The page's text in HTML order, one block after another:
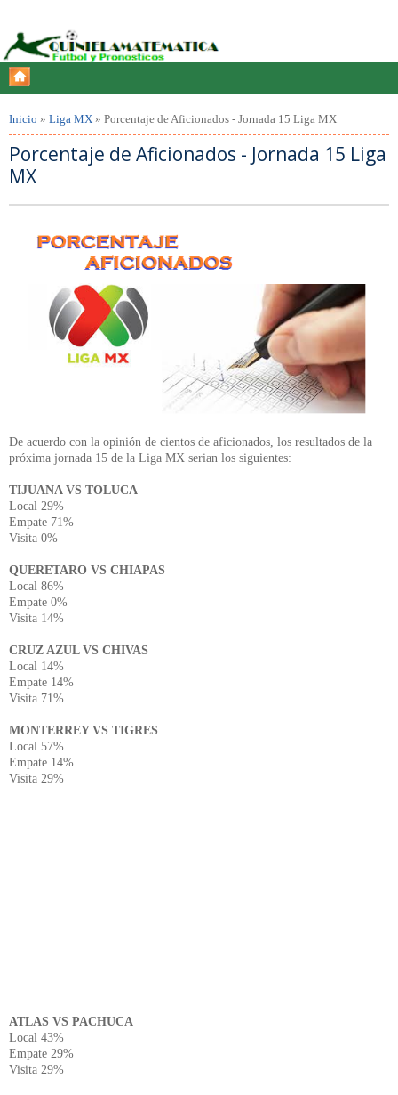
Inicio » Liga MX » Porcentaje de Aficionados - Jornada 15 Liga MX
Porcentaje de Aficionados - Jornada 15 Liga
MX
De acuerdo con la opinión de cientos de aficionados, los resultados de la
próxima jornada 15 de la Liga MX serian los siguientes:
TIJUANA VS TOLUCA
Local 29%
Empate 71%
Visita 0%
QUERETARO VS CHIAPAS
Local 86%
Empate 0%
Visita 14%
CRUZ AZUL VS CHIVAS
Local 14%
Empate 14%
Visita 71%
MONTERREY VS TIGRES
Local 57%
Empate 14%
Visita 29%
ATLAS VS PACHUCA
Local 43%
Empate 29%
Visita 29%